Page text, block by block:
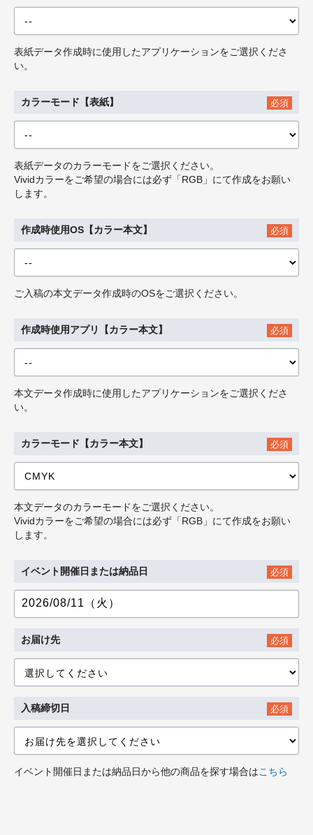
表紙データ作成時に使用したアプリケーションをご選択くださ
い。
カラーモード【表紙】 必須
表紙データのカラーモードをご選択ください。
Vividカラーをご希望の場合には必ず「RGB」にて作成をお願い
します。
作成時使用OS【カラー本文】 必須
ご入稿の本文データ作成時のOSをご選択ください。
作成時使用アプリ【カラー本文】 必須
本文データ作成時に使用したアプリケーションをご選択くださ
い。
カラーモード【カラー本文】 必須
本文データのカラーモードをご選択ください。
Vividカラーをご希望の場合には必ず「RGB」にて作成をお願い
します。
イベント開催日または納品日 必須
お届け先 必須
入稿締切日 必須
イベント開催日または納品日から他の商品を探す場合は こちら